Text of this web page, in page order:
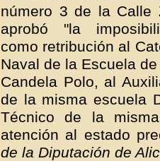
número 3 de la Calle
aprobó "la
como retribución al
Naval de la Escuela
Candela Polo, al
de la misma escuela
Técnico de la
atención al estado
de la Diputación de